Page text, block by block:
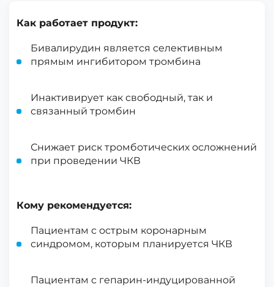
Как работает продукт:
Бивалирудин является селективным
прямым ингибитором тромбина
Инактивирует как свободный, так и
связанный тромбин
Снижает риск тромботических осложнений
при проведении ЧКВ
Кому рекомендуется:
Пациентам с острым коронарным
синдромом, которым планируется ЧКВ
Пациентам с гепарин-индуцированной